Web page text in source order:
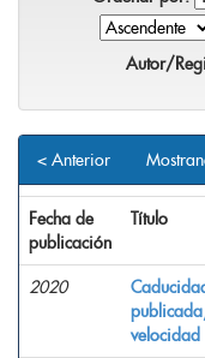
Autor/
< Anterior
Fecha de
publicación
Título
2020
velocidad